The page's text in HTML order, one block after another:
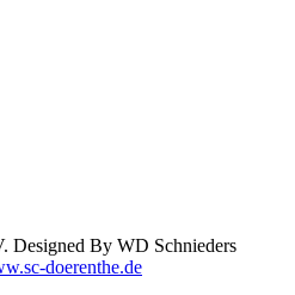
Designed By WD Schnieders